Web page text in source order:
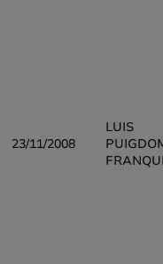
23/11/2008
LUIS